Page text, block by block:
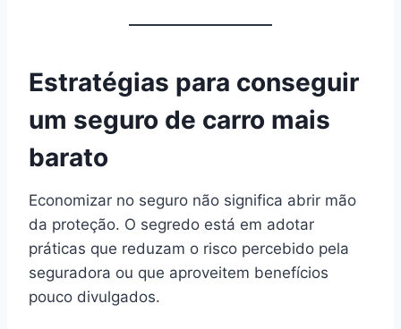
Estratégias para conseguir
um seguro de carro mais
barato
Economizar no seguro não significa abrir mão
da proteção. O segredo está em adotar
práticas que reduzam o risco percebido pela
seguradora ou que aproveitem benefícios
pouco divulgados.